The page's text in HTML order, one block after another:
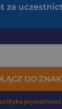
za
DO
politykę prywatności